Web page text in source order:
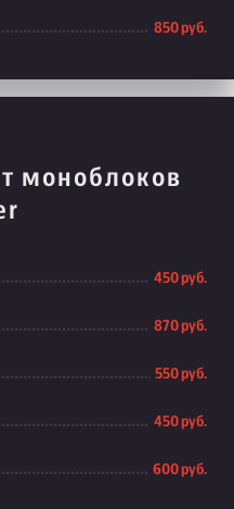
850 руб.
моноблоков
450 руб.
870 руб.
550 руб.
450 руб.
600 руб.